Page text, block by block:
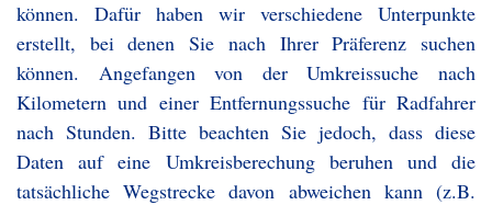
können. Dafür haben wir verschiedene Unterpunkte
erstellt, bei denen Sie nach Ihrer Präferenz suchen
können. Angefangen von der Umkreissuche nach
Kilometern und einer Entfernungssuche für Radfahrer
nach Stunden. Bitte beachten Sie jedoch, dass diese
Daten auf eine Umkreisberechung beruhen und die
tatsächliche Wegstrecke davon abweichen kann (z.B.